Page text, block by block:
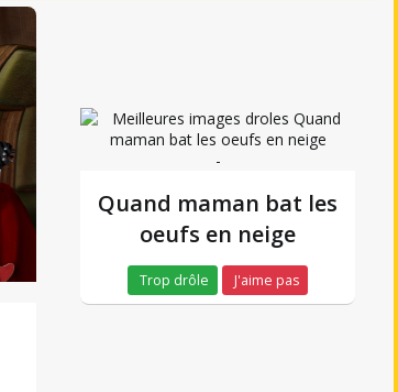
-
Quand maman bat les
oeufs en neige
Trop drôle J'aime pas